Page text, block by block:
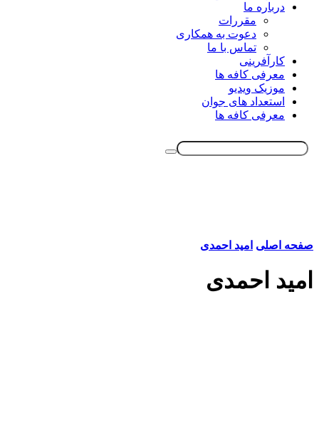
درباره ما
مقررات
دعوت به همکاری
تماس با ما
کارآفرینی
معرفی کافه ها
موزیک ویدیو
استعداد های جوان
معرفی کافه ها
صفحه اصلی امید احمدی
امید احمدی